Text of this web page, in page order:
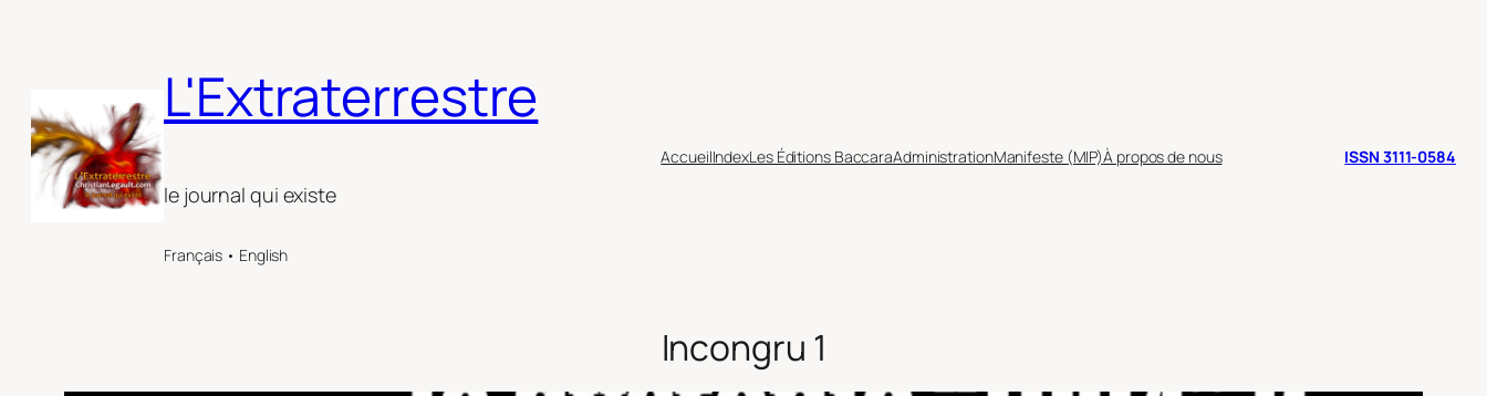
L'Extraterrestre
le journal qui existe
Français • English
AccueilIndexLes Éditions BaccaraAdministrationManifeste (MIP)À propos de nous ISSN 3111-0584
Incongru 1